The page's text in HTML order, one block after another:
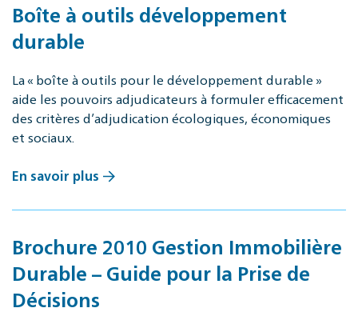
Boîte à outils développement
durable
La « boîte à outils pour le développement durable »
aide les pouvoirs adjudicateurs à formuler efficacement
des critères d’adjudication écologiques, économiques
et sociaux.
En savoir plus
Brochure 2010 Gestion Immobilière
Durable – Guide pour la Prise de
Décisions